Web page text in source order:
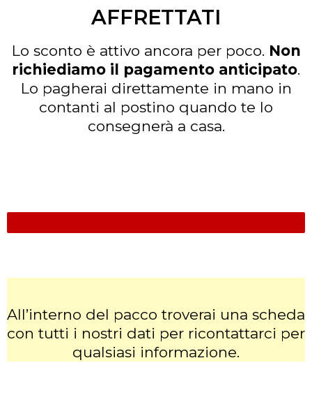
AFFRETTATI
Lo sconto è attivo ancora per poco. Non
richiediamo il pagamento anticipato.
Lo pagherai direttamente in mano in
contanti al postino quando te lo
consegnerà a casa.
All’interno del pacco troverai una scheda
con tutti i nostri dati per ricontattarci per
qualsiasi informazione.